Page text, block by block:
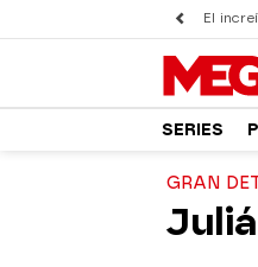
El
SERIES
GRAN